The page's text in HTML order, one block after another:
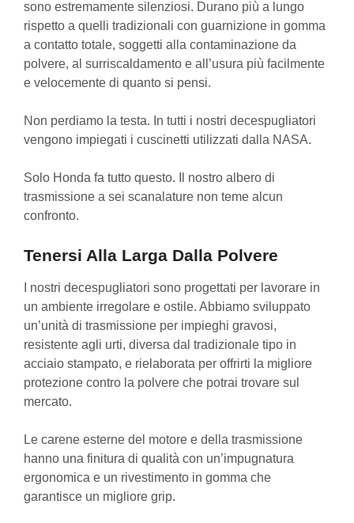
sono estremamente silenziosi. Durano più a lungo
rispetto a quelli tradizionali con guarnizione in gomma
a contatto totale, soggetti alla contaminazione da
polvere, al surriscaldamento e all’usura più facilmente
e velocemente di quanto si pensi.
Non perdiamo la testa. In tutti i nostri decespugliatori
vengono impiegati i cuscinetti utilizzati dalla NASA.
Solo Honda fa tutto questo. Il nostro albero di
trasmissione a sei scanalature non teme alcun
confronto.
Tenersi Alla Larga Dalla Polvere
I nostri decespugliatori sono progettati per lavorare in
un ambiente irregolare e ostile. Abbiamo sviluppato
un’unità di trasmissione per impieghi gravosi,
resistente agli urti, diversa dal tradizionale tipo in
acciaio stampato, e rielaborata per offrirti la migliore
protezione contro la polvere che potrai trovare sul
mercato.
Le carene esterne del motore e della trasmissione
hanno una finitura di qualità con un’impugnatura
ergonomica e un rivestimento in gomma che
garantisce un migliore grip.